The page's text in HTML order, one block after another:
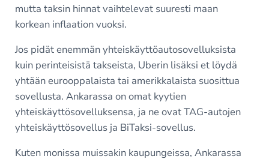
mutta taksin hinnat vaihtelevat suuresti maan
korkean inflaation vuoksi.
Jos pidät enemmän yhteiskäyttöautosovelluksista
kuin perinteisistä takseista, Uberin lisäksi et löydä
yhtään eurooppalaista tai amerikkalaista suosittua
sovellusta. Ankarassa on omat kyytien
yhteiskäyttösovelluksensa, ja ne ovat TAG-autojen
yhteiskäyttösovellus ja BiTaksi-sovellus.
Kuten monissa muissakin kaupungeissa, Ankarassa